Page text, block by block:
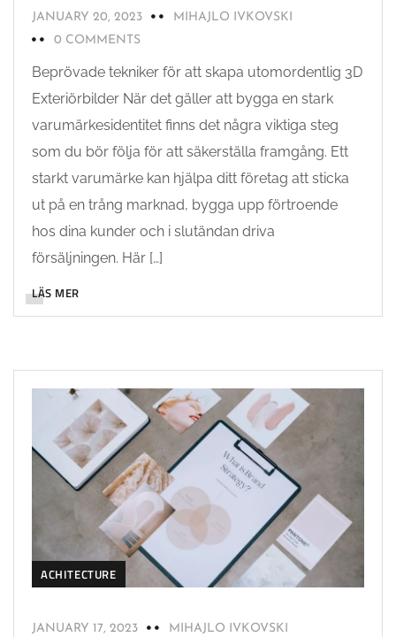
JANUARY 20, 2023
MIHAJLO IVKOVSKI
0 COMMENTS
Beprövade tekniker för att skapa utomordentlig 3D
Exteriörbilder När det gäller att bygga en stark
varumärkesidentitet finns det några viktiga steg
som du bör följa för att säkerställa framgång. Ett
starkt varumärke kan hjälpa ditt företag att sticka
ut på en trång marknad, bygga upp förtroende
hos dina kunder och i slutändan driva
försäljningen. Här […]
LÄS MER
ACHITECTURE
JANUARY 17, 2023 MIHAJLO IVKOVSKI